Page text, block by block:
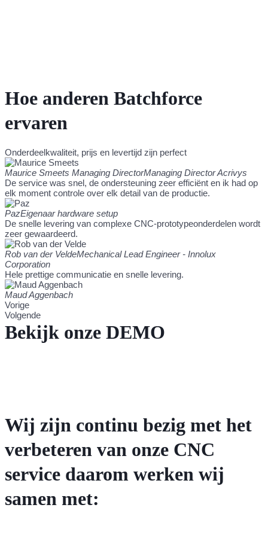
Hoe anderen Batchforce
ervaren
Onderdeelkwaliteit, prijs en levertijd zijn perfect
Maurice Smeets Managing DirectorManaging Director Acrivys
De service was snel, de ondersteuning zeer efficiënt en ik had op
elk moment controle over elk detail van de productie.
PazEigenaar hardware setup
De snelle levering van complexe CNC-prototypeonderdelen wordt
zeer gewaardeerd.
Rob van der VeldeMechanical Lead Engineer - Innolux
Corporation
Hele prettige communicatie en snelle levering.
Maud Aggenbach
Vorige
Volgende
Bekijk onze DEMO
Wij zijn continu bezig met het
verbeteren van onze CNC
service daarom werken wij
samen met: